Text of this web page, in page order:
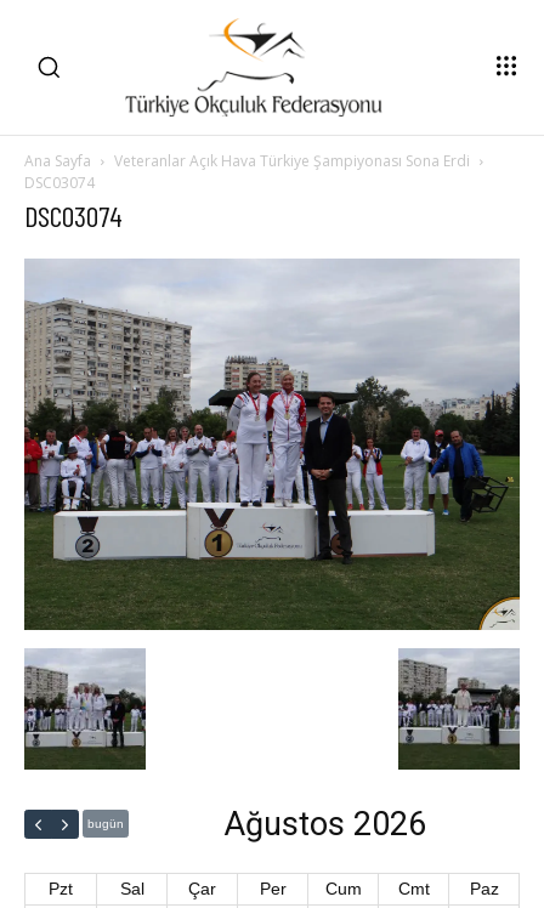
Ana Sayfa
Veteranlar Açık Hava Türkiye Şampiyonası Sona Erdi
DSC03074
DSC03074
bugün Ağustos 2026
Pzt Sal Çar Per Cum Cmt
Paz